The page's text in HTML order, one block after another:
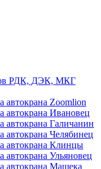
РДК, ДЭК, МКГ
автокрана Zoomlion
автокрана Ивановец
автокрана Галичанин
автокрана Челябинец
автокрана Клинцы
автокрана Ульяновец
автокрана Машека